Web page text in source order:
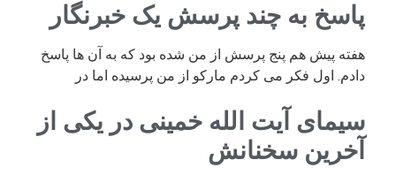
پاسخ به چند پرسش یک خبرنگار
هفته پیش هم پنج پرسش از من شده بود که به آن ها پاسخ
دادم. اول فکر می کردم مارکو از من پرسیده اما در
سیمای آیت الله خمینی در یکی از
آخرین سخنانش